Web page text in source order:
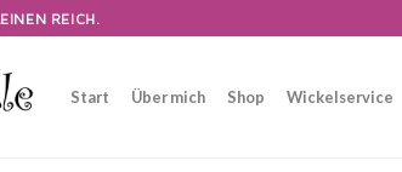
REICH.
Start Über mich Shop Wickelservice